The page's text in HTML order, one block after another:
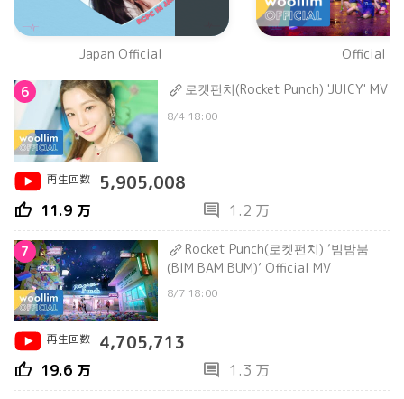
Japan Official Official
6 로켓펀치(Rocket Punch) 'JUICY' MV
8/4 18:00
再生回数 5,905,008
thumb_up 11.9 万 comment 1.2 万
7
Rocket Punch(로켓펀치) ‘빔밤붐
(BIM BAM BUM)’ Official MV
8/7 18:00
再生回数 4,705,713
thumb_up 19.6 万 comment 1.3 万